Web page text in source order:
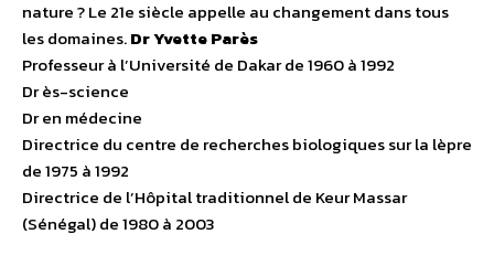
nature ? Le 21e siècle appelle au changement dans tous
les domaines.Dr Yvette Parès
Professeur à l’Université de Dakar de 1960 à 1992
Dr ès-science
Dr en médecine
Directrice du centre de recherches biologiques sur la lèpre
de 1975 à 1992
Directrice de l’Hôpital traditionnel de Keur Massar
(Sénégal) de 1980 à 2003